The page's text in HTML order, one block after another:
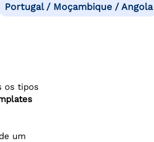
Portugal / Moçambique / Angola
os tipos
um